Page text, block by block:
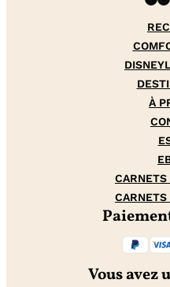
À
CARNETS
CARNETS
Vous avez